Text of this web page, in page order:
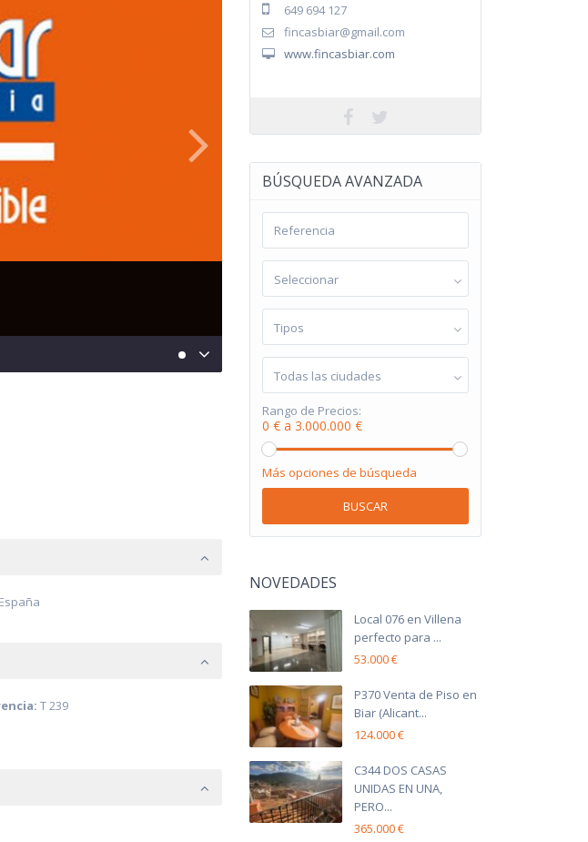
España
T 239
649 694 127
fincasbiar@gmail.com
www.fincasbiar.com
BÚSQUEDA AVANZADA
Seleccionar
Tipos
Todas las ciudades
Rango de Precios:
0 € a 3.000.000 €
Más opciones de búsqueda
BUSCAR
NOVEDADES
Local 076 en Villena
perfecto para ...
53.000 €
P370 Venta de Piso en
Biar (Alicant...
124.000 €
C344 DOS CASAS
UNIDAS EN UNA,
PERO...
365.000 €